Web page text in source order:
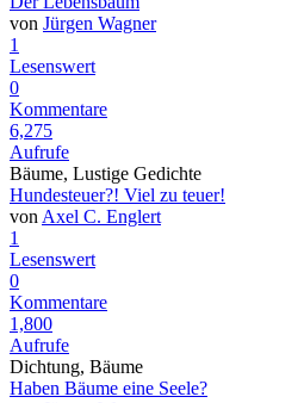
von Jürgen Wagner
1
Lesenswert
0
Kommentare
6,275
Aufrufe
Bäume, Lustige Gedichte
Hundesteuer?! Viel zu teuer!
von Axel C. Englert
1
Lesenswert
0
Kommentare
1,800
Aufrufe
Dichtung, Bäume
Haben Bäume eine Seele?